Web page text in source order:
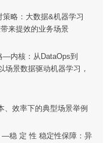
略：大数据&机器学习
来提效的业务场景
—内核：从DataOps到
景数据驱动机器学习，
效率下的典型场景举例
稳 定 性 稳定性保障：异